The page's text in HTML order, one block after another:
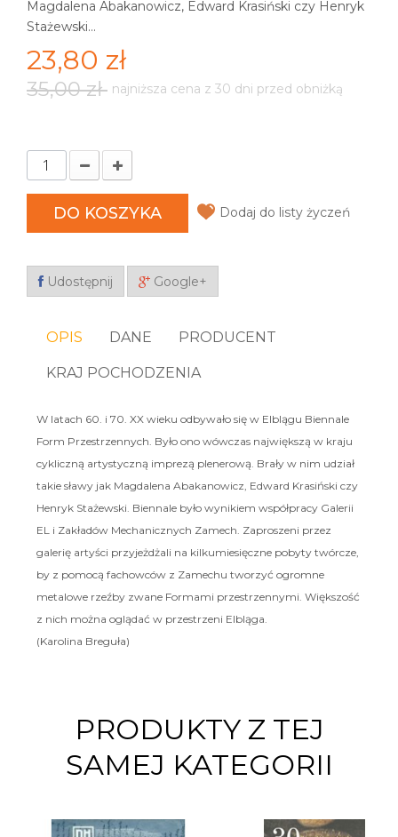
Magdalena Abakanowicz, Edward Krasiński czy Henryk
Stażewski...
23,80 zł
35,00 zł najniższa cena z 30 dni przed obniżką
DO KOSZYKA Dodaj do listy życzeń
Udostępnij Google+
OPIS DANE PRODUCENT
KRAJ POCHODZENIA
W latach 60. i 70. XX wieku odbywało się w Elblągu Biennale
Form Przestrzennych. Było ono wówczas największą w kraju
cykliczną artystyczną imprezą plenerową. Brały w nim udział
takie sławy jak Magdalena Abakanowicz, Edward Krasiński czy
Henryk Stażewski. Biennale było wynikiem współpracy Galerii
EL i Zakładów Mechanicznych Zamech. Zaproszeni przez
galerię artyści przyjeżdżali na kilkumiesięczne pobyty twórcze,
by z pomocą fachowców z Zamechu tworzyć ogromne
metalowe rzeźby zwane Formami przestrzennymi. Większość
z nich można oglądać w przestrzeni Elbląga.
(Karolina Breguła)
PRODUKTY Z TEJ
SAMEJ KATEGORII